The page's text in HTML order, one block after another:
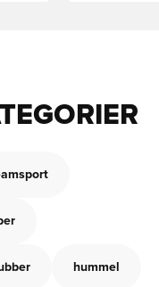
hummel